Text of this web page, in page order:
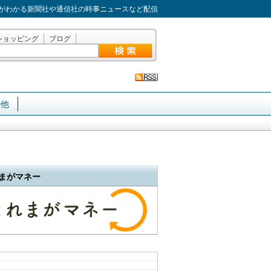
わかる新聞社や通信社の時事ニュースなど配信
ョッピング ブログ
がマネー